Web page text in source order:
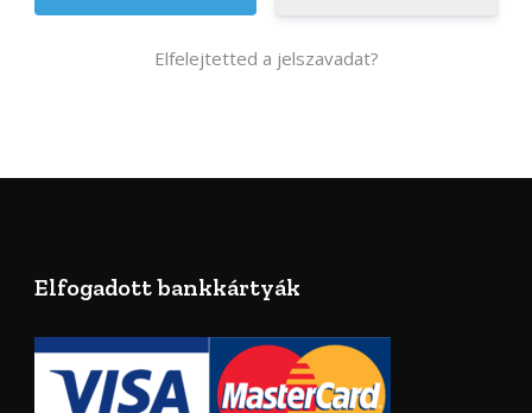
Elfelejtetted a jelszavadat?
Elfogadott bankkártyák